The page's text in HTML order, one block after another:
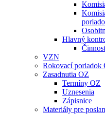
Hlavný
VZN
Rokovací poriadok
Zasadnutia OZ
Termíny OZ
Uznesenia
Zápisnice
Materiály pre